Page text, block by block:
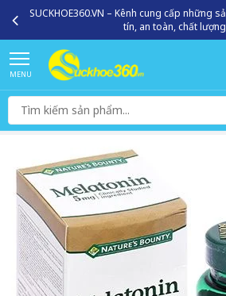
SUCKHOE360.VN – Kênh cung cấp những
tín, an toàn, chất
MENU